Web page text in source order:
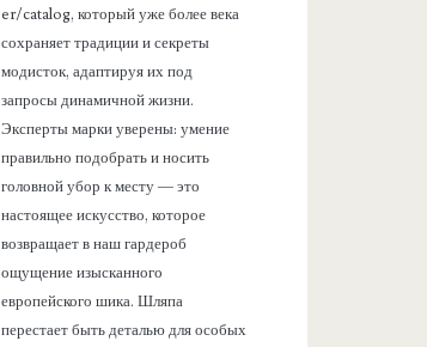
er/catalog, который уже более века
сохраняет традиции и секреты
модисток, адаптируя их под
запросы динамичной жизни.
Эксперты марки уверены: умение
правильно подобрать и носить
головной убор к месту — это
настоящее искусство, которое
возвращает в наш гардероб
ощущение изысканного
европейского шика. Шляпа
перестает быть деталью для особых